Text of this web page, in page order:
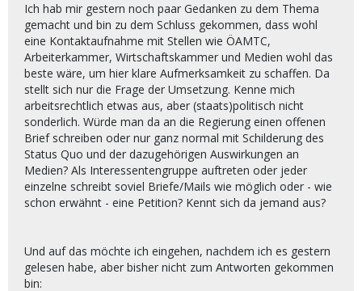
Ich hab mir gestern noch paar Gedanken zu dem Thema
gemacht und bin zu dem Schluss gekommen, dass wohl
eine Kontaktaufnahme mit Stellen wie ÖAMTC,
Arbeiterkammer, Wirtschaftskammer und Medien wohl das
beste wäre, um hier klare Aufmerksamkeit zu schaffen. Da
stellt sich nur die Frage der Umsetzung. Kenne mich
arbeitsrechtlich etwas aus, aber (staats)politisch nicht
sonderlich. Würde man da an die Regierung einen offenen
Brief schreiben oder nur ganz normal mit Schilderung des
Status Quo und der dazugehörigen Auswirkungen an
Medien? Als Interessentengruppe auftreten oder jeder
einzelne schreibt soviel Briefe/Mails wie möglich oder - wie
schon erwähnt - eine Petition? Kennt sich da jemand aus?
Und auf das möchte ich eingehen, nachdem ich es gestern
gelesen habe, aber bisher nicht zum Antworten gekommen
bin: